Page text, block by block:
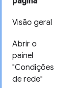
Visão geral
Abrir o
painel
"Condições
de rede"